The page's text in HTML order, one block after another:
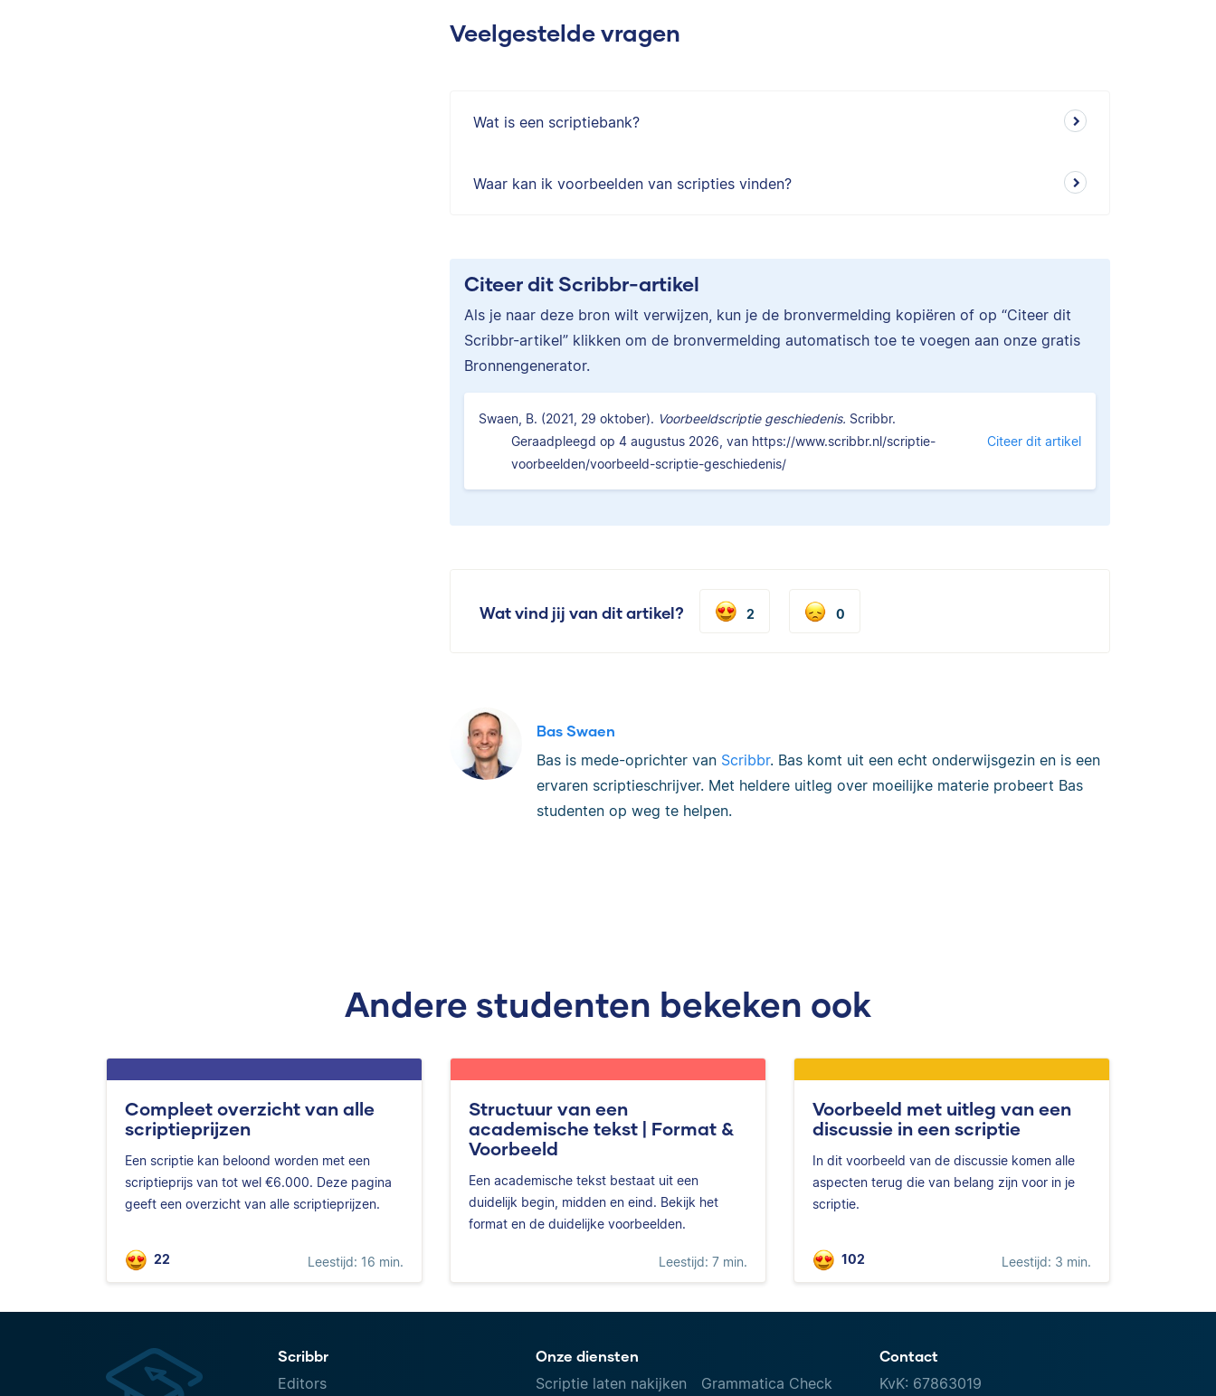
Veelgestelde vragen
Wat is een scriptiebank?
Waar kan ik voorbeelden van scripties vinden?
Citeer dit Scribbr-artikel
Als je naar deze bron wilt verwijzen, kun je de bronvermelding kopiëren of op “Citeer dit
Scribbr-artikel” klikken om de bronvermelding automatisch toe te voegen aan onze gratis
Bronnengenerator.
Swaen, B. (2021, 29 oktober). Voorbeeldscriptie geschiedenis. Scribbr.
Geraadpleegd op 4 augustus 2026, van https://www.scribbr.nl/scriptie-
voorbeelden/voorbeeld-scriptie-geschiedenis/
Citeer dit artikel
Wat vind jij van dit artikel? 2 0
Bas Swaen
Bas is mede-oprichter van Scribbr. Bas komt uit een echt onderwijsgezin en is een
ervaren scriptieschrijver. Met heldere uitleg over moeilijke materie probeert Bas
studenten op weg te helpen.
Andere studenten bekeken ook
Compleet overzicht van alle
scriptieprijzen
Een scriptie kan beloond worden met een
scriptieprijs van tot wel €6.000. Deze pagina
geeft een overzicht van alle scriptieprijzen.
22 Leestijd: 16 min.
Structuur van een
academische tekst | Format &
Voorbeeld
Een academische tekst bestaat uit een
duidelijk begin, midden en eind. Bekijk het
format en de duidelijke voorbeelden.
Leestijd: 7 min.
Voorbeeld met uitleg van een
discussie in een scriptie
In dit voorbeeld van de discussie komen alle
aspecten terug die van belang zijn voor in je
scriptie.
102 Leestijd: 3 min.
Scribbr
Editors
Onze diensten
Scriptie laten nakijken Grammatica Check
Contact
KvK: 67863019